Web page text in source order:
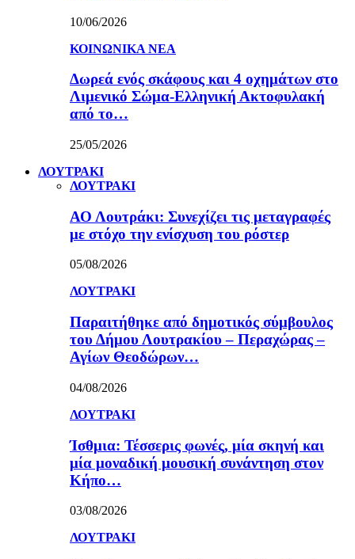
10/06/2026
ΚΟΙΝΩΝΙΚΑ ΝΕΑ
Δωρεά ενός σκάφους και 4 οχημάτων στο
Λιμενικό Σώμα-Ελληνική Ακτοφυλακή
από το…
25/05/2026
ΛΟΥΤΡΑΚΙ
ΛΟΥΤΡΑΚΙ
ΑΟ Λουτράκι: Συνεχίζει τις μεταγραφές
με στόχο την ενίσχυση του ρόστερ
05/08/2026
ΛΟΥΤΡΑΚΙ
Παραιτήθηκε από δημοτικός σύμβουλος
του Δήμου Λουτρακίου – Περαχώρας –
Αγίων Θεοδώρων…
04/08/2026
ΛΟΥΤΡΑΚΙ
Ίσθμια: Τέσσερις φωνές, μία σκηνή και
μία μοναδική μουσική συνάντηση στον
Κήπο…
03/08/2026
ΛΟΥΤΡΑΚΙ